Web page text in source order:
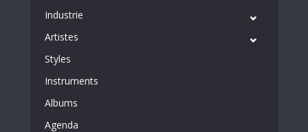
Industrie
Artistes
Styles
Instruments
Albums
Agenda